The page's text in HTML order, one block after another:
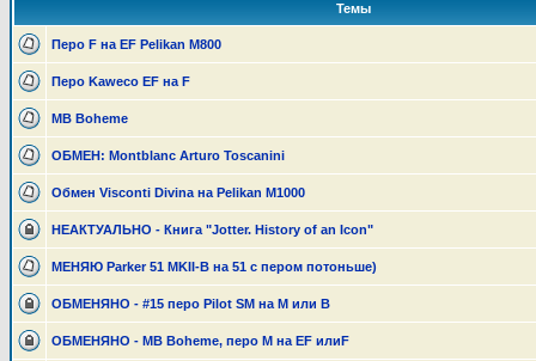
Темы
Перо F на EF Pelikan M800
Перо Kaweco EF на F
MB Boheme
ОБМЕН: Montblanc Arturo Toscanini
Обмен Visconti Divina на Pelikan M1000
НЕАКТУАЛЬНО - Книга "Jotter. History of an Icon"
МЕНЯЮ Parker 51 MKII-B на 51 с пером потоньше)
ОБМЕНЯНО - #15 перо Pilot SM на М или В
ОБМЕНЯНО - MB Boheme, перо М на EF илиF